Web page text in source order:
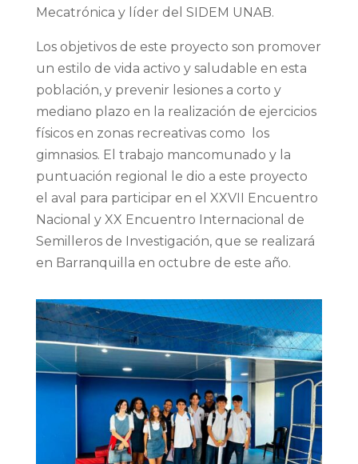
Mecatrónica y líder del SIDEM UNAB.
Los objetivos de este proyecto son promover
un estilo de vida activo y saludable en esta
población, y prevenir lesiones a corto y
mediano plazo en la realización de ejercicios
físicos en zonas recreativas como los
gimnasios. El trabajo mancomunado y la
puntuación regional le dio a este proyecto
el aval para participar en el XXVII Encuentro
Nacional y XX Encuentro Internacional de
Semilleros de Investigación, que se realizará
en Barranquilla en octubre de este año.